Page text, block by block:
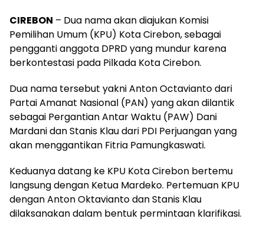
CIREBON – Dua nama akan diajukan Komisi
Pemilihan Umum (KPU) Kota Cirebon, sebagai
pengganti anggota DPRD yang mundur karena
berkontestasi pada Pilkada Kota Cirebon.
Dua nama tersebut yakni Anton Octavianto dari
Partai Amanat Nasional (PAN) yang akan dilantik
sebagai Pergantian Antar Waktu (PAW) Dani
Mardani dan Stanis Klau dari PDI Perjuangan yang
akan menggantikan Fitria Pamungkaswati.
Keduanya datang ke KPU Kota Cirebon bertemu
langsung dengan Ketua Mardeko. Pertemuan KPU
dengan Anton Oktavianto dan Stanis Klau
dilaksanakan dalam bentuk permintaan klarifikasi.